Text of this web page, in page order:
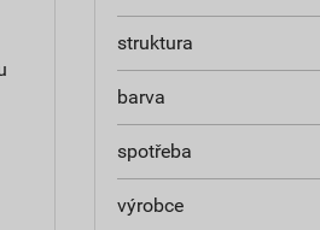
struktura
barva
spotřeba
výrobce